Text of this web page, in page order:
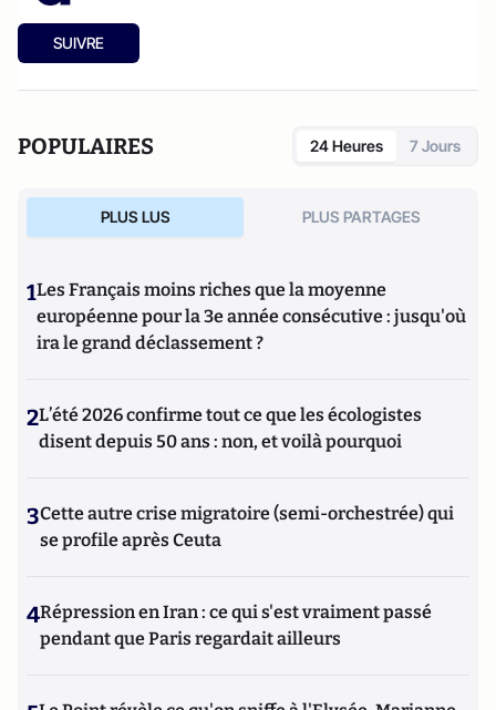
SUIVRE
POPULAIRES 24 Heures 7 Jours
PLUS LUS PLUS PARTAGES
1Les Français moins riches que la moyenne
européenne pour la 3e année consécutive : jusqu'où
ira le grand déclassement ?
2L’été 2026 confirme tout ce que les écologistes
disent depuis 50 ans : non, et voilà pourquoi
3Cette autre crise migratoire (semi-orchestrée) qui
se profile après Ceuta
4Répression en Iran : ce qui s'est vraiment passé
pendant que Paris regardait ailleurs